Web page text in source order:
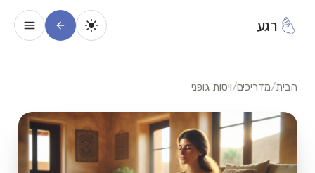
רגע
הבית/מדריכים/ויסות גופני